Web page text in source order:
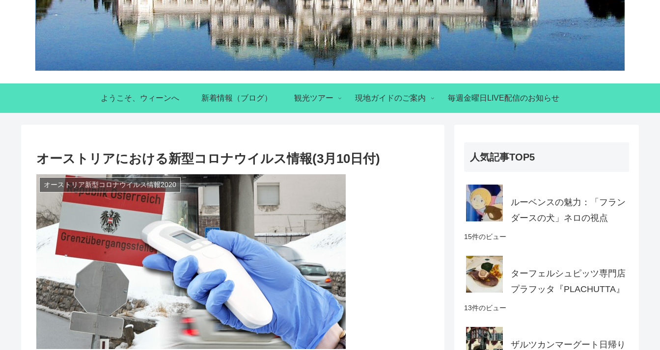
ようこそ、ウィーンへ 新着情報（ブログ） 観光ツアー 現地ガイドのご案内 毎週金曜日LIVE配信のお知らせ
オーストリアにおける新型コロナウイルス情報(3月10日付)
オーストリア新型コロナウイルス情報2020
人気記事TOP5
ルーベンスの魅力：「フラン
ダースの犬」ネロの視点
15件のビュー
ターフェルシュピッツ専門店
プラフッタ『PLACHUTTA』
13件のビュー
ザルツカンマーグート日帰り